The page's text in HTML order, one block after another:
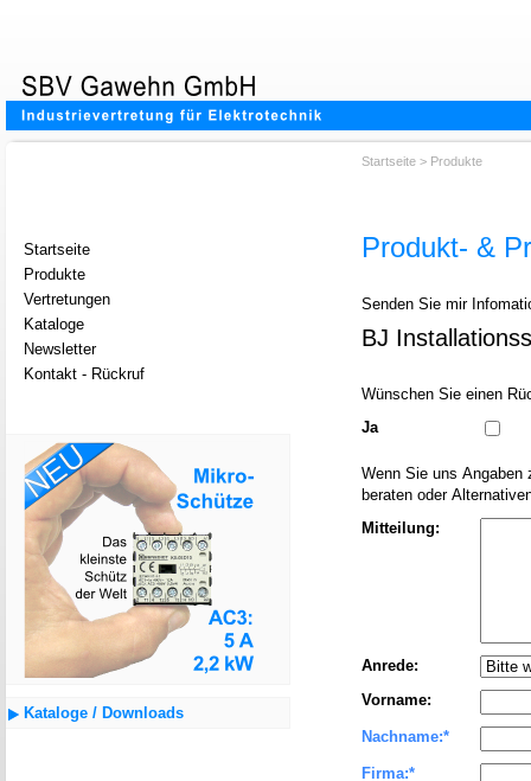
Startseite
Produkte
Vertretungen
Kataloge
Newsletter
Kontakt - Rückruf
Kataloge / Downloads
Startseite > Produkte
Produkt- &
Senden Sie mir
BJ
Wünschen Sie einen
Ja
Wenn Sie uns Angaben zu Ihrem
beraten oder
Mitteilung:
Anrede:
Vorname:
Nachname:*
Firma:*